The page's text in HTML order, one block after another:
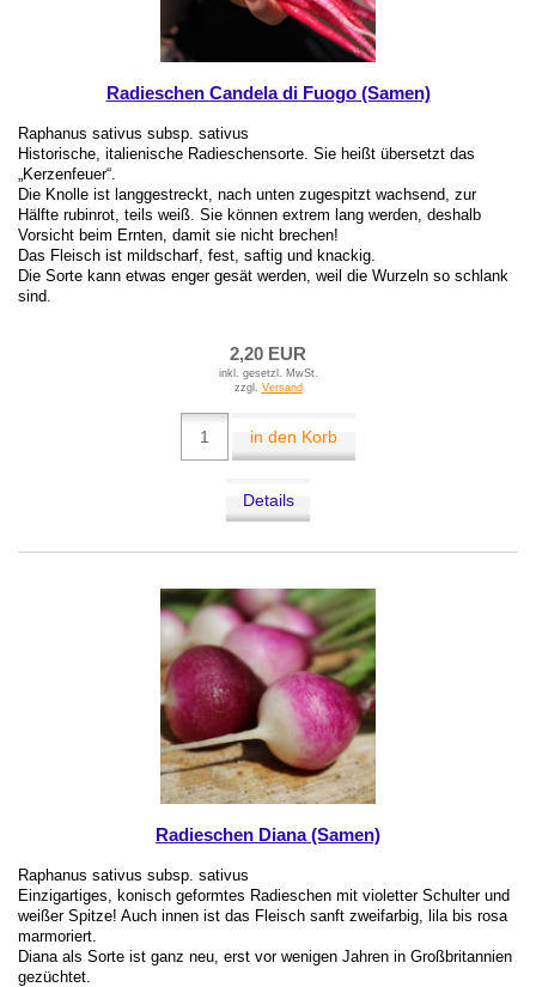
Radieschen Candela di Fuogo (Samen)
Raphanus sativus subsp. sativus
Historische, italienische Radieschensorte. Sie heißt übersetzt das
„Kerzenfeuer“.
Die Knolle ist langgestreckt, nach unten zugespitzt wachsend, zur
Hälfte rubinrot, teils weiß. Sie können extrem lang werden, deshalb
Vorsicht beim Ernten, damit sie nicht brechen!
Das Fleisch ist mildscharf, fest, saftig und knackig.
Die Sorte kann etwas enger gesät werden, weil die Wurzeln so schlank
sind.
2,20 EUR
inkl. gesetzl. MwSt.
zzgl. Versand
in den Korb
Details
Radieschen Diana (Samen)
Raphanus sativus subsp. sativus
Einzigartiges, konisch geformtes Radieschen mit violetter Schulter und
weißer Spitze! Auch innen ist das Fleisch sanft zweifarbig, lila bis rosa
marmoriert.
Diana als Sorte ist ganz neu, erst vor wenigen Jahren in Großbritannien
gezüchtet.